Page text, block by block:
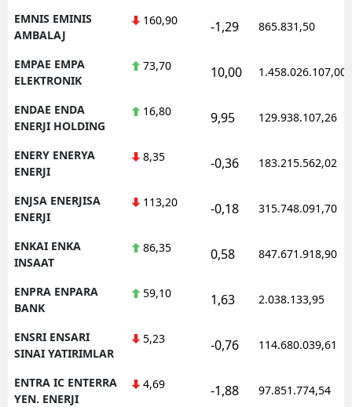
EMNIS EMINIS
AMBALAJ
160,90 -1,29 865.831,50
EMPAE EMPA
ELEKTRONIK
73,70 10,00 1.458.026.107,00
ENDAE ENDA
ENERJI HOLDING
16,80 9,95 129.938.107,26
ENERY ENERYA
ENERJI
8,35 -0,36 183.215.562,02
ENJSA ENERJISA
ENERJI
113,20 -0,18 315.748.091,70
ENKAI ENKA
INSAAT
86,35 0,58 847.671.918,90
ENPRA ENPARA
BANK
59,10 1,63 2.038.133,95
ENSRI ENSARI
SINAI YATIRIMLAR
5,23 -0,76 114.680.039,61
ENTRA IC ENTERRA
YEN. ENERJI
4,69 -1,88 97.851.774,54